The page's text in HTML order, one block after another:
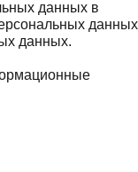
данных в
данных
данных.